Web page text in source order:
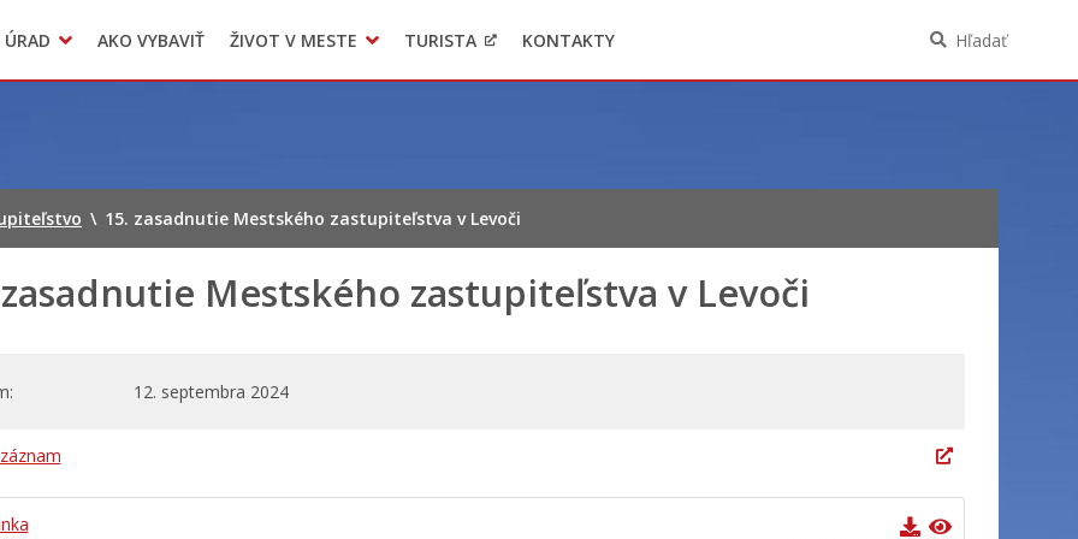
Transparentné mesto
majetkových pomerov verejného funkcionára
Voľba hlavného kontrolóra mesta Levoča
AKO VYBAVIŤ ŽIVOT V MESTE
LIMKA
TURISTA KONTAKTY Hľadať
\ 15. zasadnutie Mestského zastupiteľstva v Levoči
Mestského zastupiteľstva v Levoči
12. septembra 2024